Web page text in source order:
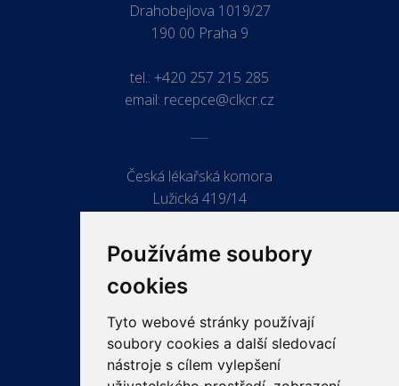
Používáme soubory
cookies
Tyto webové stránky používají
soubory cookies a další sledovací
nástroje s cílem vylepšení
Drahobejlova 1019/27
190 00 Praha 9
tel.: +420 257 215 285
email: recepce@clkcr.cz
Česká lékařská komora
Lužická 419/14
ODKAZY
PRO LÉKAŘE